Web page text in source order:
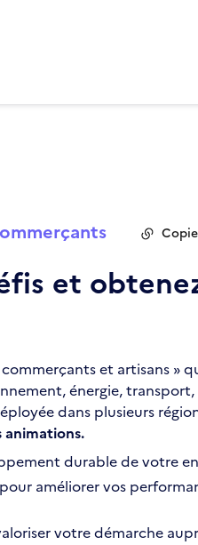
et
et artisans »
énergie,
dans plusieurs
animations.
durable de votre
pour améliorer vos
votre démarche